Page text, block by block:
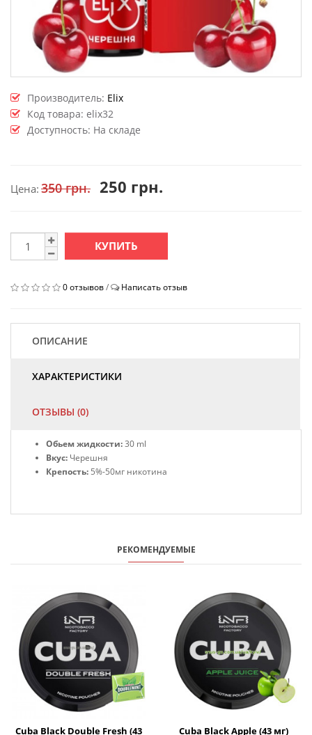
Производитель: Elix
Код товара: elix32
Доступность: На складе
Цена: 350 грн. 250 грн.
КУПИТЬ
0 отзывов/ Написать отзыв
ОПИСАНИЕ
ХАРАКТЕРИСТИКИ
ОТЗЫВЫ (0)
Обьем жидкости:30 ml
Вкус: Черешня
Крепость: 5%-50мг никотина
РЕКОМЕНДУЕМЫЕ
Cuba Black Double Fresh (43
Cuba Black Apple (43 мг)